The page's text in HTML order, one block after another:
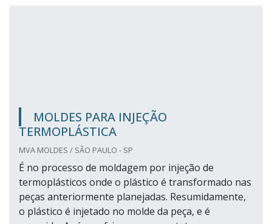
MOLDES PARA INJEÇÃO
TERMOPLÁSTICA
MVA MOLDES / SÃO PAULO - SP
É no processo de moldagem por injeção de
termoplásticos onde o plástico é transformado nas
peças anteriormente planejadas. Resumidamente,
o plástico é injetado no molde da peça, e é